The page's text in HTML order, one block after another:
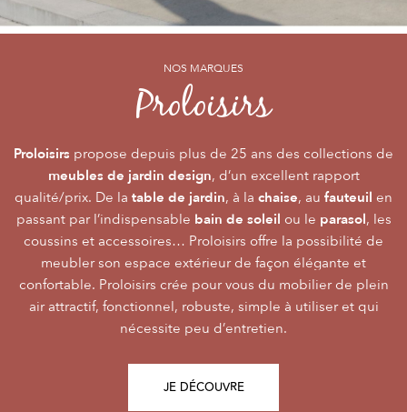
NOS MARQUES
Proloisirs
Proloisirs propose depuis plus de 25 ans des collections de
meubles de jardin design, d’un excellent rapport
qualité/prix. De la table de jardin, à la chaise, au fauteuil en
passant par l’indispensable bain de soleil ou le parasol, les
coussins et accessoires… Proloisirs offre la possibilité de
meubler son espace extérieur de façon élégante et
confortable. Proloisirs crée pour vous du mobilier de plein
air attractif, fonctionnel, robuste, simple à utiliser et qui
nécessite peu d’entretien.
JE DÉCOUVRE
NOS MARQUES
Océoby PROLOISIRS
Océocrée dumobilier Premium, pour vivre l’extérieur avec
raffinement et participer de façon inoubliable aux grandes
émotions de la vie. Le mobilier Océo, de par la qualité de
ses différents matériaux et de sa fabrication, se joue des
frontières d’usage. Voir sonextérieurcomme une pièce à
part entière nécessite du style et le soin des détails.
L’illustration Océo passe par la qualité desplateaux
Trespa® qui équipent en exclusivité de nombreusestables
de jardinpour un plaisir d’usage durable.
JE DÉCOUVRE
NOS MARQUES
Alizéby PROLOISIRS
Alizéest LA marque du mobilier de jardin contemporain
dont la conception et l’accessibilité du prixfont qu’elle
s’adresse au plus grand nombre.
Le mobilier d’extérieur Alizé apporte un souffle bien
agréable empreint de style, fonctionnalité, facilité
d’utilisation, prix, pour des instantsRepas, Salon,Détente
Alizé est créée pour bien vivre dehors, dans la joie, la
modernité, la simplicité, le plaisir d’être ensemble !
JE DÉCOUVRE